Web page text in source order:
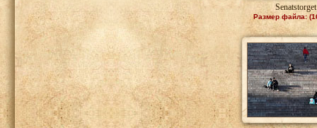
Senatstorget
Размер файла: